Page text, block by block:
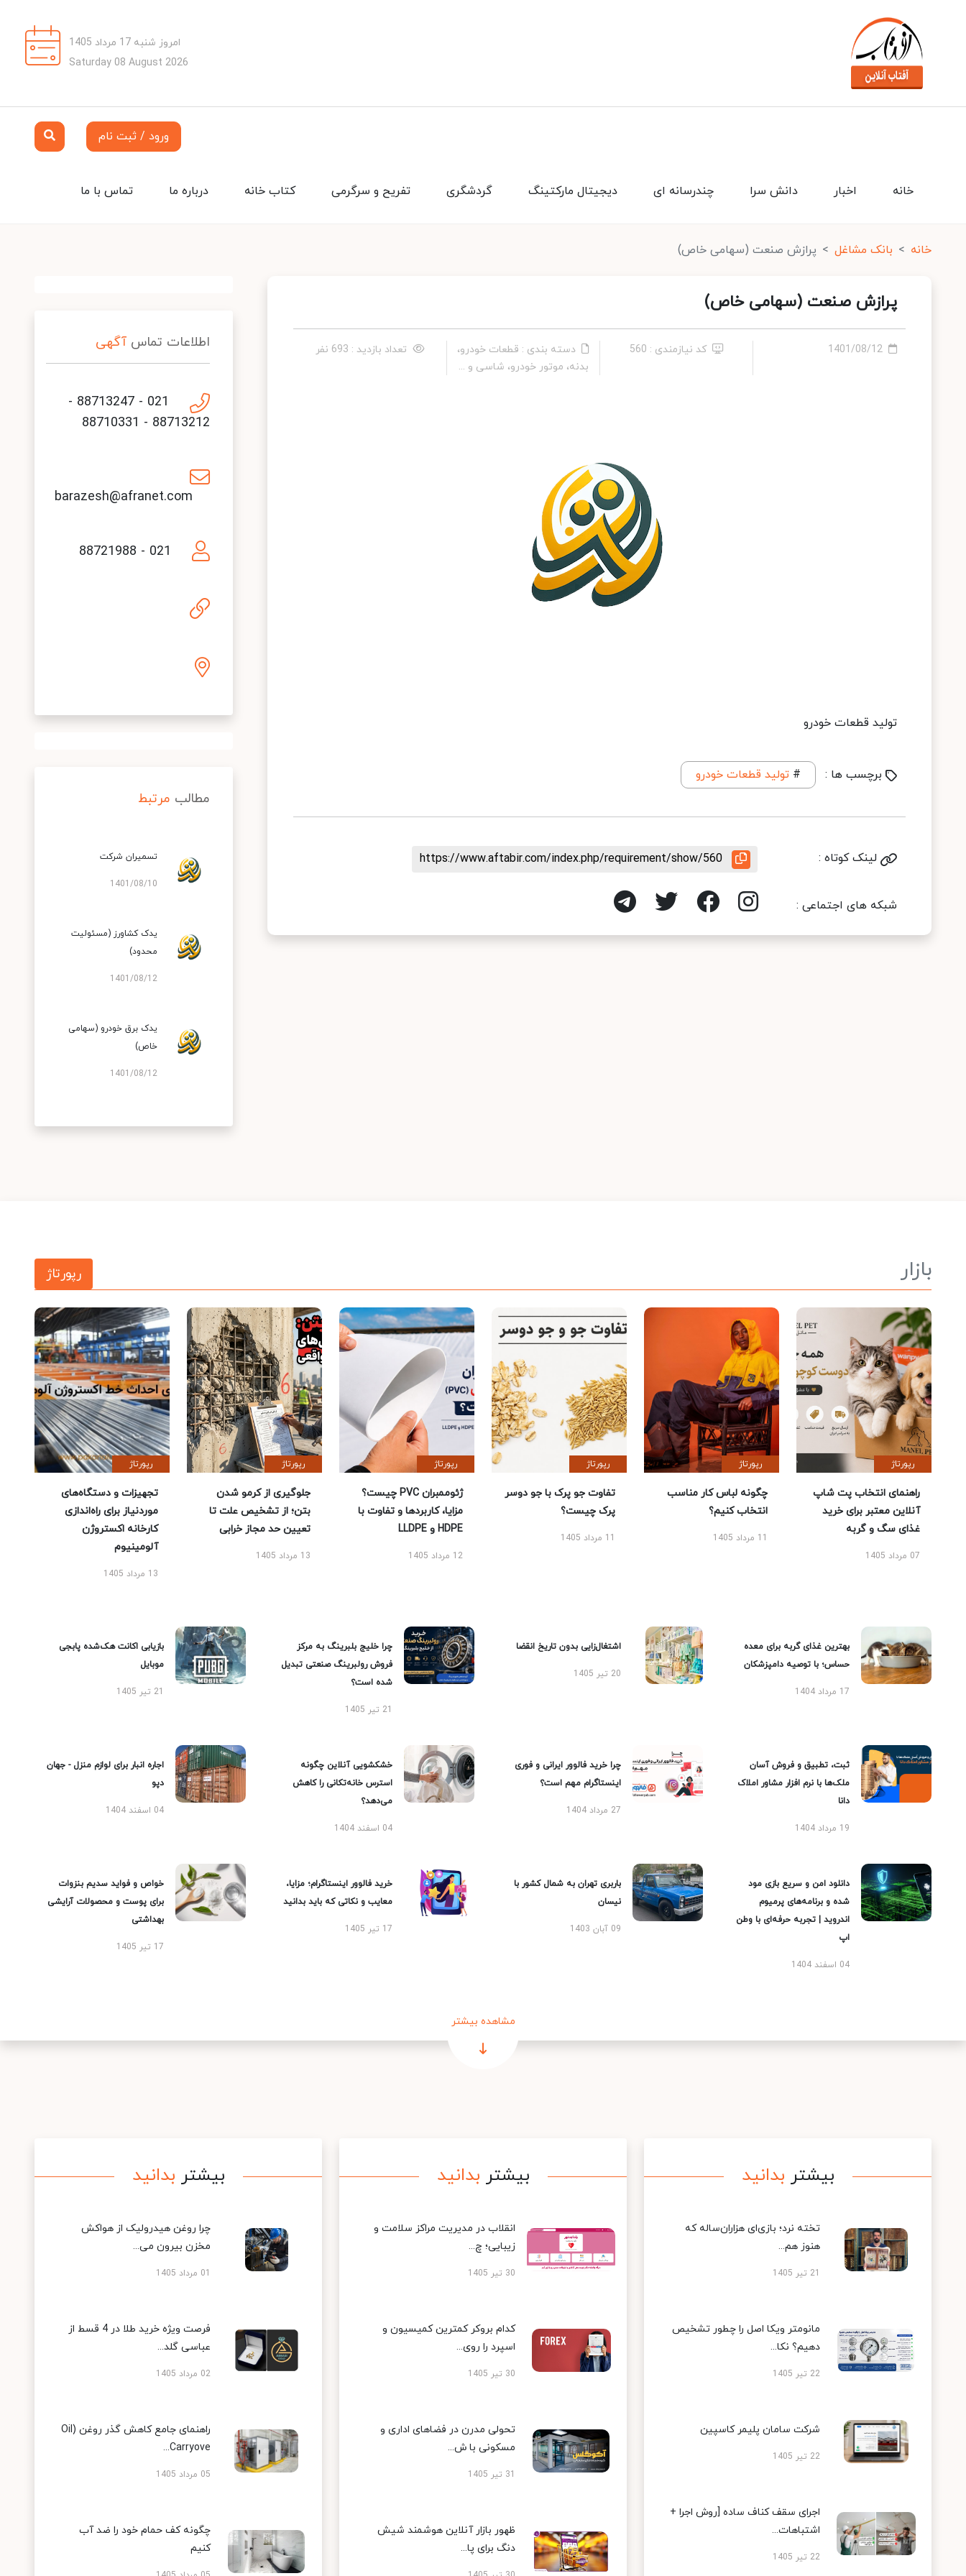
امروز شنبه 17 مرداد 1405
Saturday 08 August 2026
ورود / ثبت نام
تماس با ما درباره ما کتاب خانه تفریح و سرگرمی گردشگری دیجیتال مارکتینگ چندرسانه ای دانش سرا اخبار خانه
خانه بانک مشاغل پرازش صنعت (سهامی خاص)
پرازش صنعت (سهامی خاص)
1401/08/12 کد نیازمندی : 560
دسته بندی : قطعات خودرو،
بدنه، موتور خودرو، شاسی و ...
تعداد بازدید : 693 نفر
تولید قطعات خودرو
برچسب ها : # تولید قطعات خودرو
لینک کوتاه : https://www.aftabir.com/index.php/requirement/show/560
شبکه های اجتماعی :
اطلاعات تماس آگهی
021 - 88713247 -
88713212 - 88710331
barazesh@afranet.com
021 - 88721988
مطالب مرتبط
تسمیران شرکت
1401/08/10
یدک کشاورز (مسئولیت
محدود)
1401/08/12
یدک برق خودرو (سهامی
خاص)
1401/08/12
بازار رپورتاژ
رپورتاژ
راهنمای انتخاب پت شاپ
آنلاین معتبر برای خرید
غذای سگ و گربه
07 مرداد 1405
رپورتاژ
چگونه لباس کار مناسب
انتخاب کنیم؟
11 مرداد 1405
رپورتاژ
تفاوت جو پرک با جو دوسر
پرک چیست؟
11 مرداد 1405
رپورتاژ
ژئوممبران PVC چیست؟
مزایا، کاربردها و تفاوت با
HDPE و LLDPE
12 مرداد 1405
رپورتاژ
جلوگیری از کرمو شدن
بتن؛ از تشخیص علت تا
تعیین حد مجاز خرابی
13 مرداد 1405
رپورتاژ
تجهیزات و دستگاه‌های
موردنیاز برای راه‌اندازی
کارخانه اکستروژن
آلومینیوم
13 مرداد 1405
بهترین غذای گربه برای معده
حساس؛ با توصیه دامپزشکان
17 مرداد 1404
اشتغال‌زایی بدون تاریخ انقضا
20 تیر 1405
چرا خلیج بلبرینگ به مرکز
فروش رولبرینگ صنعتی تبدیل
شده است؟
21 تیر 1405
بازیابی اکانت هک‌شده پابجی
موبایل
21 تیر 1405
ثبت، تطبیق و فروش آسان
ملک‌ها با نرم افزار مشاور املاک
دانا
19 مرداد 1404
چرا خرید فالوور ایرانی و فوری
اینستاگرام مهم است؟
27 مرداد 1404
خشکشویی آنلاین چگونه
استرس خانه‌تکانی را کاهش
می‌دهد؟
04 اسفند 1404
اجاره انبار برای لوازم منزل - جهان
دپو
04 اسفند 1404
دانلود امن و سریع بازی مود
شده و برنامه‌های پرمیوم
اندروید | تجربه حرفه‌ای با وطن
اپ
04 اسفند 1404
باربری تهران به شمال کشور با
نیسان
09 آبان 1403
خرید فالوور اینستاگرام؛ مزایا،
معایب و نکاتی که باید بدانید
17 تیر 1405
خواص و فواید سدیم بنزوات
برای پوست و محصولات آرایشی
بهداشتی
17 تیر 1405
مشاهده بیشتر
بیشتر بدانید
تخته نرد؛ بازی‌ای هزاران‌ساله که
هنوز هم...
21 تیر 1405
مانومتر ویکا اصل را چطور تشخیص
دهیم؟ نکا...
22 تیر 1405
شرکت سامان پلیمر کاسپین
22 تیر 1405
اجرای سقف کناف ساده [روش اجرا +
اشتباهات...
22 تیر 1405
بیشتر بدانید
انقلاب در مدیریت مراکز سلامت و
زیبایی؛ چ...
30 تیر 1405
کدام بروکر کمترین کمیسیون و
اسپرد را روی...
30 تیر 1405
تحولی مدرن در فضاهای اداری و
مسکونی با ش...
31 تیر 1405
ظهور بازار آنلاین هوشمند شیش
دنگ برای پا...
بیشتر بدانید
چرا روغن هیدرولیک از هواکش
مخزن بیرون می...
01 مرداد 1405
فرصت ویژه خرید طلا در 4 قسط از
عباسی گلد...
02 مرداد 1405
راهنمای جامع کاهش گذر روغن (Oil
Carryove...
05 مرداد 1405
چگونه کف حمام خود را ضد آب
کنیم